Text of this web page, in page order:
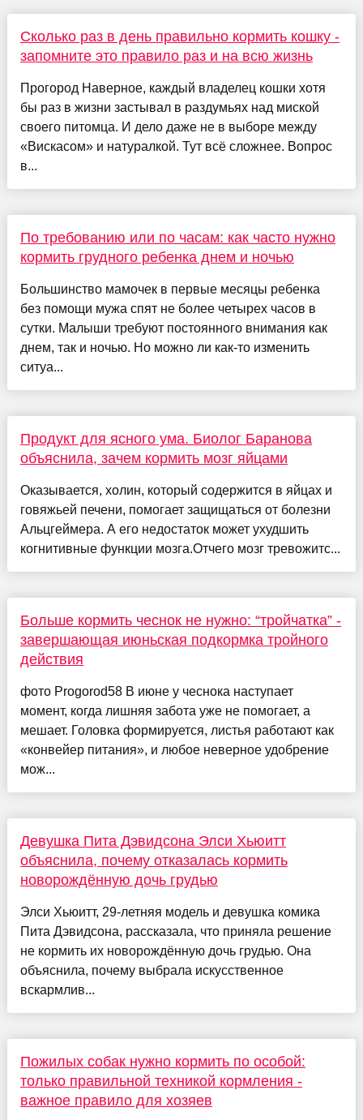
Сколько раз в день правильно кормить кошку -
запомните это правило раз и на всю жизнь
Прогород Наверное, каждый владелец кошки хотя
бы раз в жизни застывал в раздумьях над миской
своего питомца. И дело даже не в выборе между
«Вискасом» и натуралкой. Тут всё сложнее. Вопрос
в...
По требованию или по часам: как часто нужно
кормить грудного ребенка днем и ночью
Большинство мамочек в первые месяцы ребенка
без помощи мужа спят не более четырех часов в
сутки. Малыши требуют постоянного внимания как
днем, так и ночью. Но можно ли как-то изменить
ситуа...
Продукт для ясного ума. Биолог Баранова
объяснила, зачем кормить мозг яйцами
Оказывается, холин, который содержится в яйцах и
говяжьей печени, помогает защищаться от болезни
Альцгеймера. А его недостаток может ухудшить
когнитивные функции мозга.Отчего мозг тревожитс...
Больше кормить чеснок не нужно: “тройчатка” -
завершающая июньская подкормка тройного
действия
фото Progorod58 В июне у чеснока наступает
момент, когда лишняя забота уже не помогает, а
мешает. Головка формируется, листья работают как
«конвейер питания», и любое неверное удобрение
мож...
Девушка Пита Дэвидсона Элси Хьюитт
объяснила, почему отказалась кормить
новорождённую дочь грудью
Элси Хьюитт, 29-летняя модель и девушка комика
Пита Дэвидсона, рассказала, что приняла решение
не кормить их новорождённую дочь грудью. Она
объяснила, почему выбрала искусственное
вскармлив...
Пожилых собак нужно кормить по особой:
только правильной техникой кормления -
важное правило для хозяев